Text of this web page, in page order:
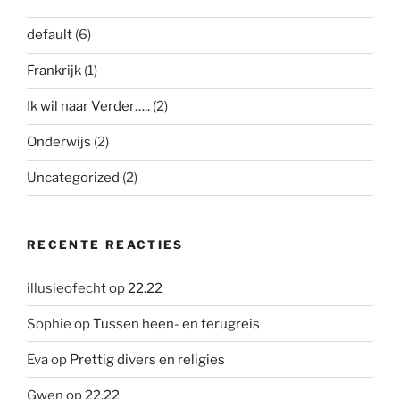
default (6)
Frankrijk (1)
Ik wil naar Verder….. (2)
Onderwijs (2)
Uncategorized (2)
RECENTE REACTIES
illusieofechtop22.22
Sophie opTussen heen- en terugreis
Evaop Prettig divers en religies
Gwen op 22.22